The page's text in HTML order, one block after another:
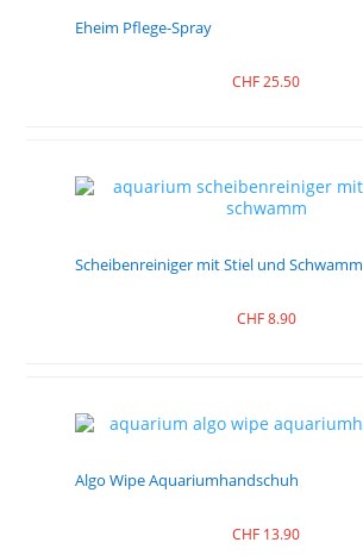
Eheim Pflege-Spray
CHF25.50
Scheibenreiniger mit Stiel und Schwamm
CHF8.90
Algo Wipe Aquariumhandschuh
CHF 13.90